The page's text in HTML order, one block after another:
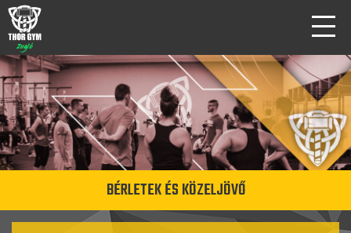
BÉRLETEK ÉS KÖZELJÖVŐ